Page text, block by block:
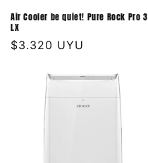
Air Cooler be quiet! Pure Rock Pro 3
LX
Precio
$3.320 UYU